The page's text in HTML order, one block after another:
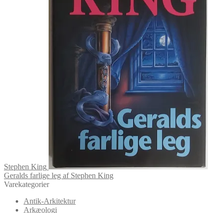
Stephen King
Geralds farlige leg af Stephen King
Varekategorier
Antik-Arkitektur
Arkæologi